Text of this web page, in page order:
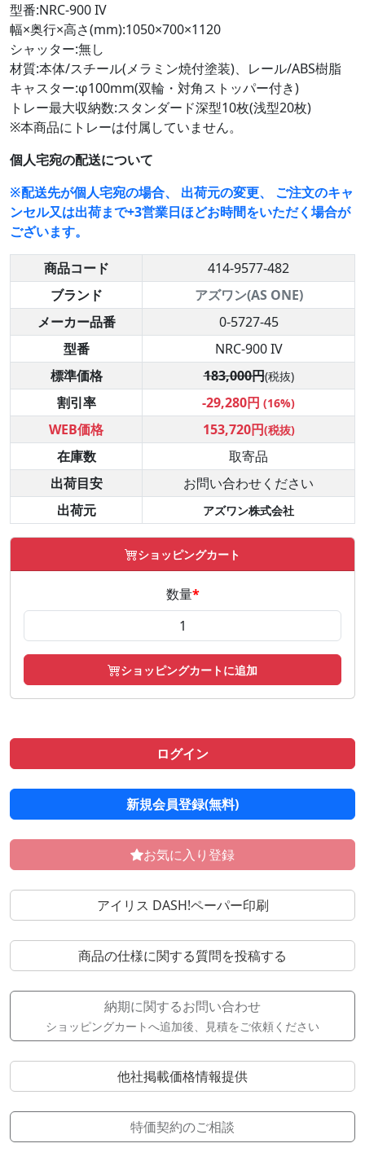
型番:NRC-900 IV
幅×奥行×高さ(mm):1050×700×1120
シャッター:無し
材質:本体/スチール(メラミン焼付塗装)、レール/ABS樹脂
キャスター:φ100mm(双輪・対角ストッパー付き)
トレー最大収納数:スタンダード深型10枚(浅型20枚)
※本商品にトレーは付属していません。
個人宅宛の配送について
※配送先が個人宅宛の場合、 出荷元の変更、 ご注文のキャ
ンセル又は出荷まで+3営業日ほどお時間をいただく場合が
ございます。
商品コード
414-9577-482
ブランド
アズワン(AS ONE)
メーカー品番
0-5727-45
型番
NRC-900 IV
標準価格
183,000円(税抜)
割引率 -29,280円 (16%)
WEB価格 153,720円(税抜)
在庫数
取寄品
出荷目安
お問い合わせください
出荷元
アズワン株式会社
ショッピングカート
数量*
ショッピングカートに追加
ログイン
新規会員登録(無料)
お気に入り登録
アイリス DASH!ペーパー印刷
商品の仕様に関する質問を投稿する
納期に関するお問い合わせ
ショッピングカートへ追加後、見積をご依頼ください
他社掲載価格情報提供
特価契約のご相談